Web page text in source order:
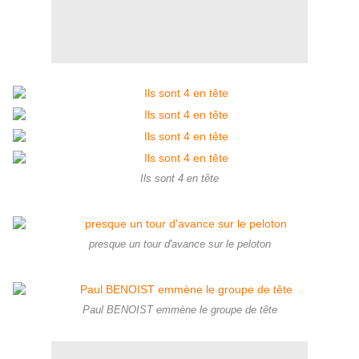
Ils sont 4 en tête
presque un tour d'avance sur le peloton
Paul BENOIST emmène le groupe de tête